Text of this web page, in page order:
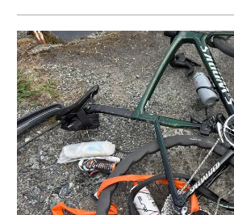
ULTIME NOTIZIE